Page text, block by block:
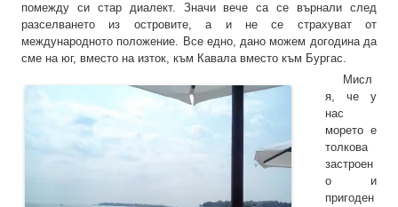
помежду си стар диалект. Значи вече са се върнали след
разселването из островите, а и не се страхуват от
международното положение. Все едно, дано можем догодина да
сме на юг, вместо на изток, към Кавала вместо към Бургас.
Мисл
я, че у
нас
морето е
толкова
застроен
о и
пригоден